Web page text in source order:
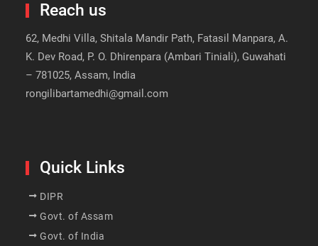
Reach us
62, Medhi Villa, Shitala Mandir Path, Fatasil Manpara, A.
K. Dev Road, P. O. Dhirenpara (Ambari Tiniali), Guwahati
– 781025, Assam, India
rongilibartamedhi@gmail.com
Quick Links
DIPR
Govt. of Assam
Govt. of India